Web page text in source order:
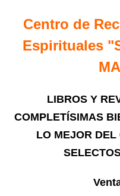
Centro de
Espirituales
LIBROS Y
COMPLETÍSIMAS
LO MEJOR DEL